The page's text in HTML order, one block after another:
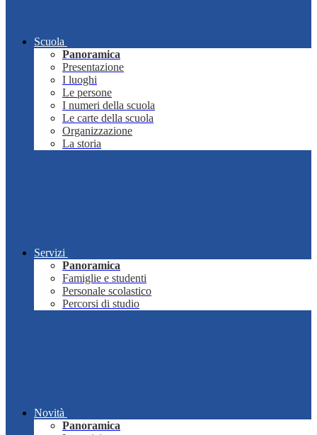
Scuola
Panoramica
Presentazione
I luoghi
Le persone
I numeri della scuola
Le carte della scuola
Organizzazione
La storia
Servizi
Panoramica
Famiglie e studenti
Personale scolastico
Percorsi di studio
Novità
Panoramica